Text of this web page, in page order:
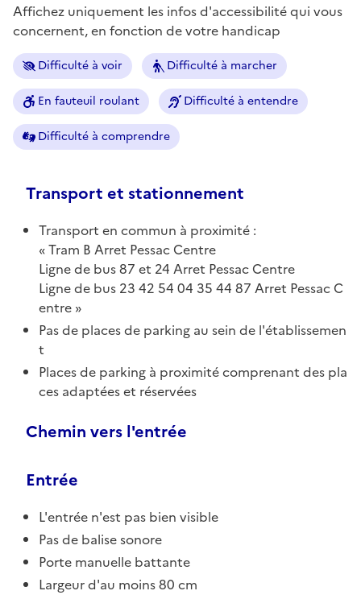
Affichez uniquement les infos d'accessibilité qui vous
concernent, en fonction de votre handicap
Difficulté à voir Difficulté à marcher
En fauteuil roulant Difficulté à entendre
Difficulté à comprendre
Transport et stationnement
Transport en commun à proximité :
Tram B Arret Pessac Centre
Ligne de bus 87 et 24 Arret Pessac Centre
Ligne de bus 23 42 54 04 35 44 87 Arret Pessac C
entre
Pas de places de parking au sein de l'établissemen
t
Places de parking à proximité comprenant des pla
ces adaptées et réservées
Chemin vers l'entrée
Entrée
L'entrée n'est pas bien visible
Pas de balise sonore
Porte manuelle battante
Largeur d'au moins 80 cm